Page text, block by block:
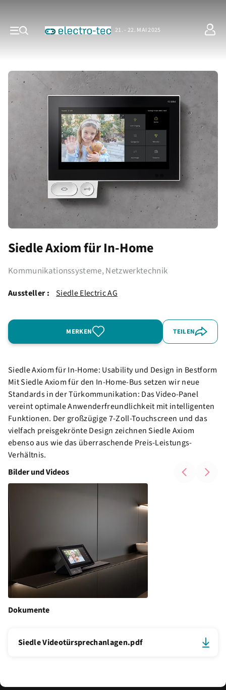
21. - 22. MAI 2025
Siedle Axiom für In-Home
Kommunikationssysteme, Netzwerktechnik
Aussteller : Siedle Electric AG
MERKEN TEILEN
Siedle Axiom für In-Home: Usability und Design in Bestform
Mit Siedle Axiom für den In-Home-Bus setzen wir neue
Standards in der Türkommunikation: Das Video-Panel
vereint optimale Anwenderfreundlichkeit mit intelligenten
Funktionen. Der großzügige 7-Zoll-Touchscreen und das
vielfach preisgekrönte Design zeichnen Siedle Axiom
ebenso aus wie das überraschende Preis-Leistungs-
Verhältnis.
Bilder und Videos
Dokumente
Siedle Videotürsprechanlagen.pdf